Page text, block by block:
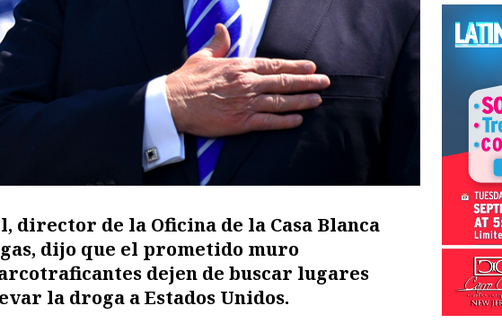
de la Oficina de la Casa Blanca
dijo que el prometido muro
dejen de buscar lugares
la droga a Estados Unidos.